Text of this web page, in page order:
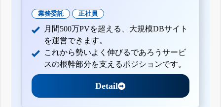
業務委託 正社員
月間500万PVを超える、大規模DBサイト
を運営できます。
これから勢いよく伸びるであろうサービ
スの根幹部分を支えるポジションです。
Detail